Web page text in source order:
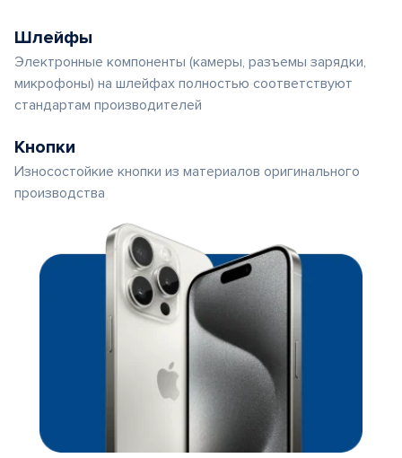
Шлейфы
Электронные компоненты (камеры, разъемы зарядки,
микрофоны) на шлейфах полностью соответствуют
стандартам производителей
Кнопки
Износостойкие кнопки из материалов оригинального
производства